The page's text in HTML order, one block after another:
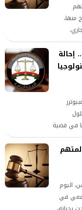
منها،
يوليو الجاري،
جنيه.. إحالة
في قضية
تتعلق بالاستيلاء على منتجات وبضائع تقدر قيمتها بنحو 913
قرابة 45 مليون جنيه، إلى
اليوم
في